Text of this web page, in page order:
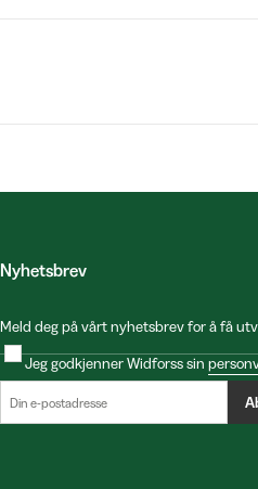
Nyhetsbrev
Meld deg på vårt nyhetsbrev for å få
Jeg godkjenner Widforss sin